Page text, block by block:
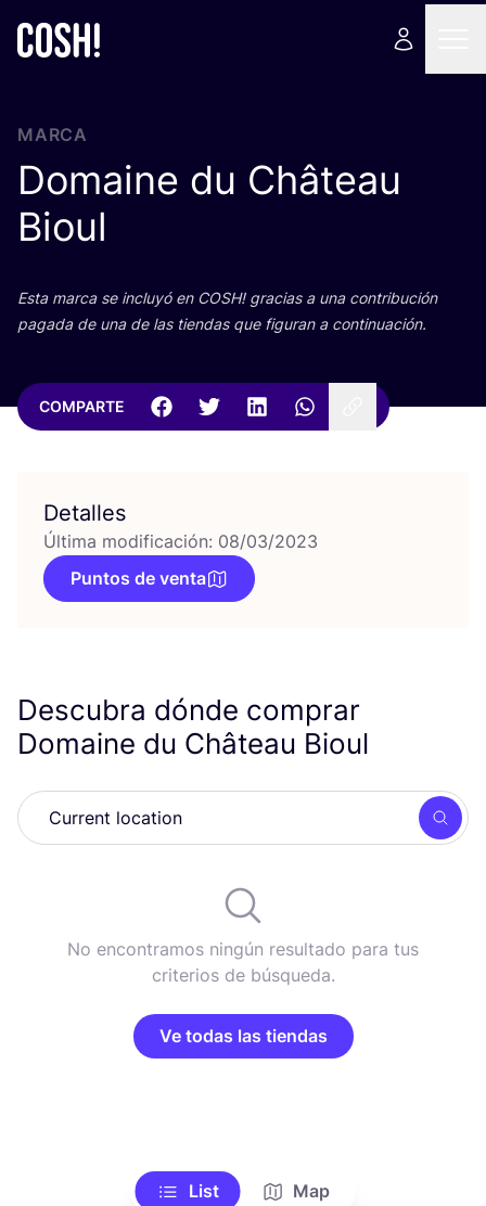
MARCA
Domaine du Château
Bioul
Esta mar­ca se inclu­yó en COSH! gra­cias a una con­tri­bu­ción
paga­da de una de las tien­das que figu­ran a continuación.
COMPARTE
Detalles
Última modificación: 08/03/2023
Puntos de venta
Descubra dónde comprar
Domaine du Château Bioul
No encontramos ningún resultado para tus
criterios de búsqueda.
Ve todas las tiendas
List Map